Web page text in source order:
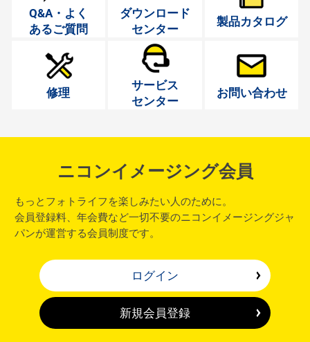
Q&A・よく
あるご質問
ダウンロード
センター
製品カタログ
修理
サービス
センター
お問い合わせ
ニコンイメージング会員
もっとフォトライフを楽しみたい人のために。
会員登録料、年会費など一切不要のニコンイメージングジャ
パンが運営する会員制度です。
ログイン
新規会員登録